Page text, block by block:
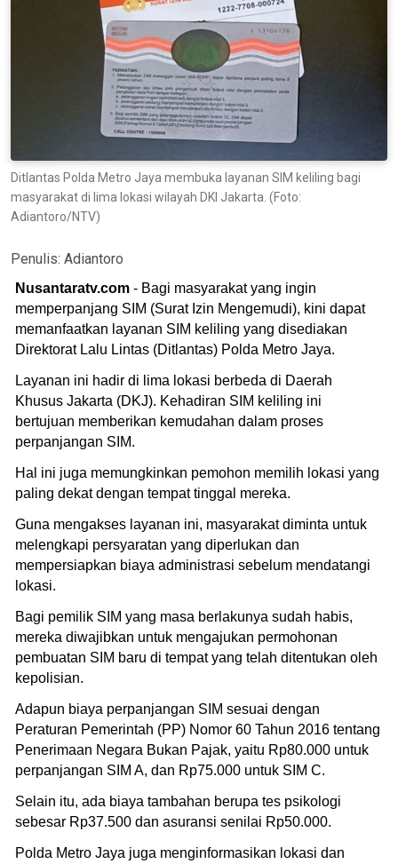
Ditlantas Polda Metro Jaya membuka layanan SIM keliling bagi
masyarakat di lima lokasi wilayah DKI Jakarta. (Foto:
Adiantoro/NTV)
Penulis: Adiantoro
Nusantaratv.com - Bagi masyarakat yang ingin
memperpanjang SIM (Surat Izin Mengemudi), kini dapat
memanfaatkan layanan SIM keliling yang disediakan
Direktorat Lalu Lintas (Ditlantas) Polda Metro Jaya.
Layanan ini hadir di lima lokasi berbeda di Daerah
Khusus Jakarta (DKJ). Kehadiran SIM keliling ini
bertujuan memberikan kemudahan dalam proses
perpanjangan SIM.
Hal ini juga memungkinkan pemohon memilih lokasi yang
paling dekat dengan tempat tinggal mereka.
Guna mengakses layanan ini, masyarakat diminta untuk
melengkapi persyaratan yang diperlukan dan
mempersiapkan biaya administrasi sebelum mendatangi
lokasi.
Bagi pemilik SIM yang masa berlakunya sudah habis,
mereka diwajibkan untuk mengajukan permohonan
pembuatan SIM baru di tempat yang telah ditentukan oleh
kepolisian.
Adapun biaya perpanjangan SIM sesuai dengan
Peraturan Pemerintah (PP) Nomor 60 Tahun 2016 tentang
Penerimaan Negara Bukan Pajak, yaitu Rp80.000 untuk
perpanjangan SIM A, dan Rp75.000 untuk SIM C.
Selain itu, ada biaya tambahan berupa tes psikologi
sebesar Rp37.500 dan asuransi senilai Rp50.000.
Polda Metro Jaya juga menginformasikan lokasi dan